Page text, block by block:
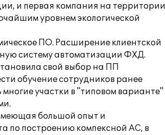
и первая компания на территории
уровнем экологической
ПО. Расширение клиентской
систему автоматизации ФХД.
свой выбор на ПП
обучение сотрудников ранее
участки в "типовом варианте"
большой опыт и
по построению компексной АС, в